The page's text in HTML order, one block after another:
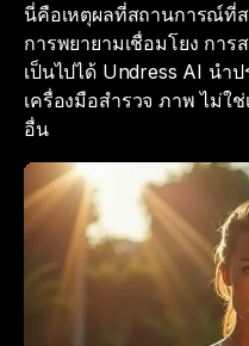
นี่คือเหตุผลที่สถานการณ์ที่
การพยายามเชื่อมโยง กา
เป็นไปได้ Undress AI นำ
เครื่องมือสำรวจ ภาพ ไม่ใ
อื่น